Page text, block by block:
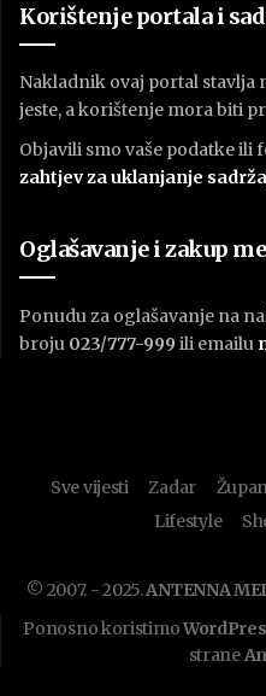
Korištenje portala i
Nakladnik ovaj portal stavlja
jeste, a korištenje mora biti
Objavili smo vaše podatke
zahtjev za uklanjanje
Oglašavanje i zakup
Ponudu za oglašavanje na
broju 023/777-999 ili emailu
Sve vijesti Zadar
Lifestyle
© 2007. - 2025.ANTENNA
Ponosno koristimo
strane